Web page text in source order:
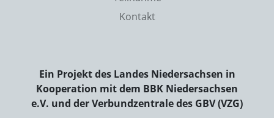
Kontakt
Ein Projekt des Landes Niedersachsen in
Kooperation mit dem BBK Niedersachsen
e.V. und der Verbundzentrale des GBV (VZG)